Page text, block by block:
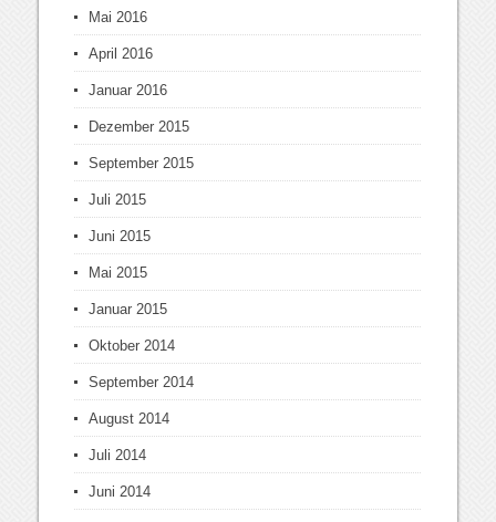
Mai 2016
April 2016
Januar 2016
Dezember 2015
September 2015
Juli 2015
Juni 2015
Mai 2015
Januar 2015
Oktober 2014
September 2014
August 2014
Juli 2014
Juni 2014